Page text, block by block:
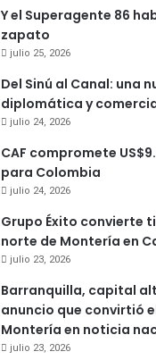
Y el Superagente 86
zapato
julio 25, 2026
Del Sinú al Canal: una
diplomática y
julio 24, 2026
CAF compromete
para Colombia
julio 24, 2026
Grupo Éxito convierte
norte de Montería en
julio 23, 2026
Barranquilla, capital
anuncio que convirtió
Montería en noticia
julio 23, 2026